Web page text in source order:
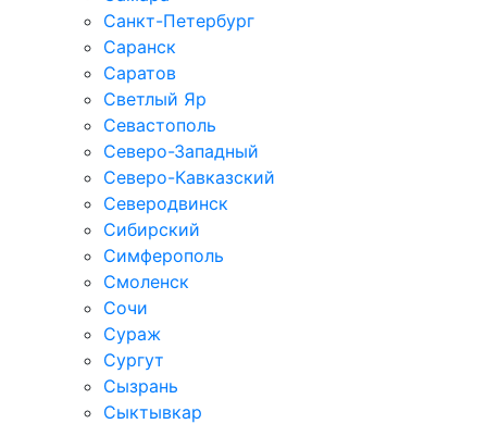
Санкт-Петербург
Саранск
Саратов
Светлый Яр
Севастополь
Северо-Западный
Северо-Кавказcкий
Северодвинск
Сибирский
Симферополь
Смоленск
Сочи
Сураж
Сургут
Сызрань
Сыктывкар